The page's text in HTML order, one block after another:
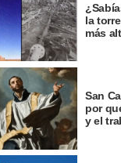
la
más
San
por
y el